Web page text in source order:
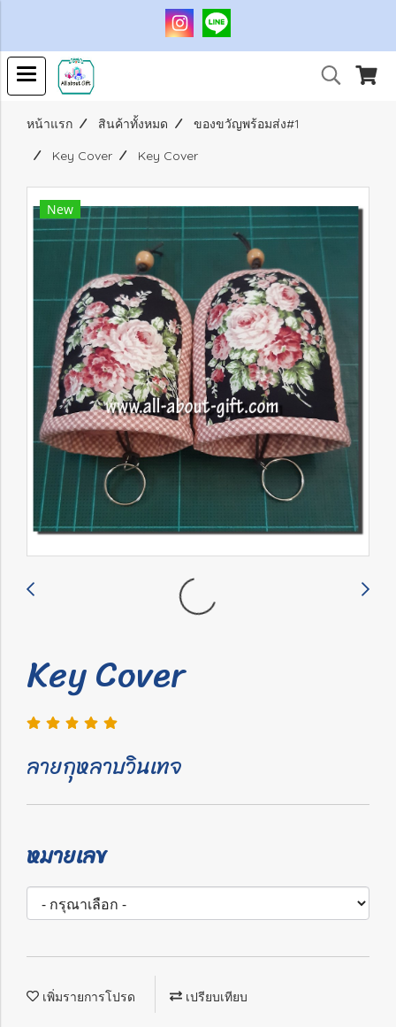
หน้าแรก สินค้าทั้งหมด
ของขวัญพร้อมส่ง#1
Key Cover
Key Cover
New
Key Cover
ลายกุหลาบวินเทจ
หมายเลข
เพิ่มรายการโปรด เปรียบเทียบ